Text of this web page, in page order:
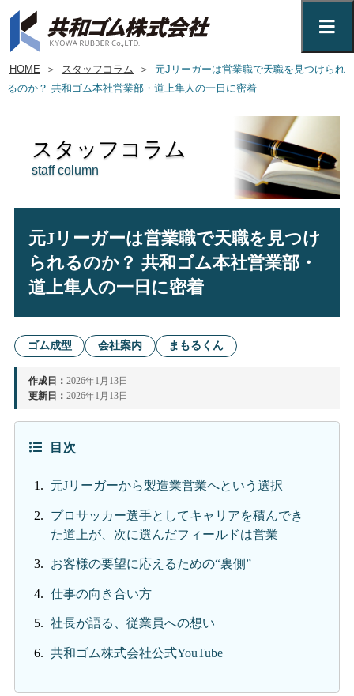
HOME ＞ スタッフコラム ＞
元Jリーガーは営業職で天職を見つけられ
るのか？ 共和ゴム本社営業部・道上隼人の一日に密着
スタッフコラム
staff column
元Jリーガーは営業職で天職を見つけ
られるのか？ 共和ゴム本社営業部・
道上隼人の一日に密着
ゴム成型 会社案内 まもるくん
作成日： 2026年1月13日
更新日： 2026年1月13日
目次
元Jリーガーから製造業営業へという選択
プロサッカー選手としてキャリアを積んでき
た道上が、次に選んだフィールドは営業
お客様の要望に応えるための“裏側”
仕事の向き合い方
社長が語る、従業員への想い
共和ゴム株式会社公式YouTube